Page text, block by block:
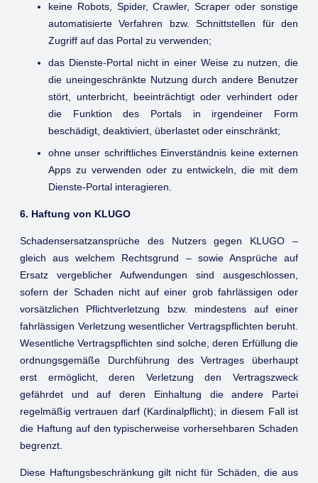
keine Robots, Spider, Crawler, Scraper oder sonstige
automatisierte Verfahren bzw. Schnittstellen für den
Zugriff auf das Portal zu verwenden;
das Dienste-Portal nicht in einer Weise zu nutzen, die
die uneingeschränkte Nutzung durch andere Benutzer
stört, unterbricht, beeinträchtigt oder verhindert oder
die Funktion des Portals in irgendeiner Form
beschädigt, deaktiviert, überlastet oder einschränkt;
ohne unser schriftliches Einverständnis keine externen
Apps zu verwenden oder zu entwickeln, die mit dem
Dienste-Portal interagieren.
6. Haftung von KLUGO
Schadensersatzansprüche des Nutzers gegen KLUGO –
gleich aus welchem Rechtsgrund – sowie Ansprüche auf
Ersatz vergeblicher Aufwendungen sind ausgeschlossen,
sofern der Schaden nicht auf einer grob fahrlässigen oder
vorsätzlichen Pflichtverletzung bzw. mindestens auf einer
fahrlässigen Verletzung wesentlicher Vertragspflichten beruht.
Wesentliche Vertragspflichten sind solche, deren Erfüllung die
ordnungsgemäße Durchführung des Vertrages überhaupt
erst ermöglicht, deren Verletzung den Vertragszweck
gefährdet und auf deren Einhaltung die andere Partei
regelmäßig vertrauen darf (Kardinalpflicht); in diesem Fall ist
die Haftung auf den typischerweise vorhersehbaren Schaden
begrenzt.
Diese Haftungsbeschränkung gilt nicht für Schäden, die aus